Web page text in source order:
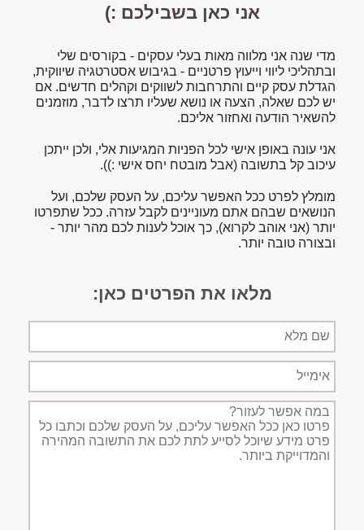
אני כאן בשבילכם :)
מדי שנה אני מלווה מאות בעלי עסקים - בקורסים שלי
ובתהליכי ליווי וייעוץ פרטניים - בגיבוש אסטרטגיה שיווקית,
הגדלת עסק קיים והתרחבות לשווקים וקהלים חדשים. אם
יש לכם שאלה, הצעה או נושא שעליו תרצו לדבר, מוזמנים
להשאיר הודעה ואחזור אליכם.
אני עונה באופן אישי לכל הפניות המגיעות אלי, ולכן ייתכן
עיכוב קל בתשובה (אבל מובטח יחס אישי :)).
מומלץ לפרט ככל האפשר עליכם, על העסק שלכם, ועל
הנושאים שבהם אתם מעוניינים לקבל עזרה. ככל שתפרטו
יותר (אני אוהב לקרוא), כך אוכל לענות לכם מהר יותר -
ובצורה טובה יותר.
מלאו את הפרטים כאן:
מלא
תיאור
הפניה